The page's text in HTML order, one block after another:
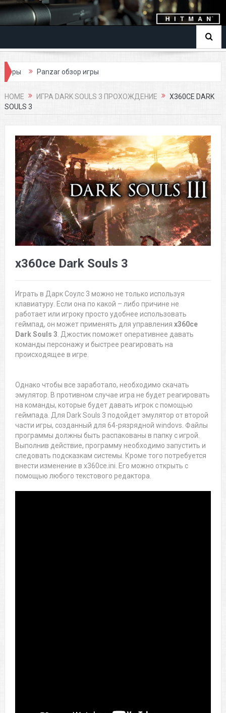
Panzar обзор игры
HOME ИГРА DARK SOULS 3 ПРОХОЖДЕНИЕ
X360CE DARK
SOULS 3
x360ce Dark Souls 3
Играть в Дарк Соулс 3 можно не только используя
клавиатуру. Если она по какой – либо причине не
работает или игроку просто удобнее использовать
геймпад, он может применять для управления x360ce
Dark Souls 3 . Джостик поможет оперативнее давать
команды персонажу и быстрее реагировать на
происходящее в игре.
Однако чтобы все заработало, необходимо скачать
эмулятор. В противном случае игра не будет реагировать
на команды, которые будет давать игрок с помощью
геймпада. Для Dark Souls 3 подойдет эмулятор от второй
части игры, созданный для 64-рязрядной windovs. Файлы
программы должны быть распакованы в папку с игрой.
Выполнив действие, программу необходимо запустить и
следовать подсказкам системы. Кроме того потребуется
внести изменение в x360ce.ini. Его можно открыть с
помощью любого текстового редактора.